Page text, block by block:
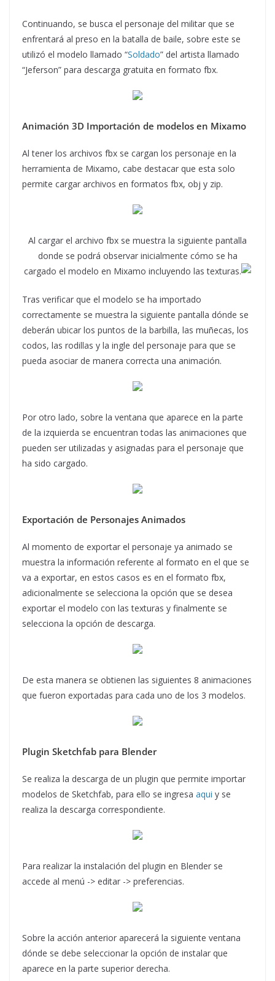
Continuando, se busca el personaje del militar que se
enfrentará al preso en la batalla de baile, sobre este se
utilizó el modelo llamado “Soldado” del artista llamado
“Jeferson” para descarga gratuita en formato fbx.
Animación 3D Importación de modelos en Mixamo
Al tener los archivos fbx se cargan los personaje en la
herramienta de Mixamo, cabe destacar que esta solo
permite cargar archivos en formatos fbx, obj y zip.
Al cargar el archivo fbx se muestra la siguiente pantalla
donde se podrá observar inicialmente cómo se ha
cargado el modelo en Mixamo incluyendo las texturas.
Tras verificar que el modelo se ha importado
correctamente se muestra la siguiente pantalla dónde se
deberán ubicar los puntos de la barbilla, las muñecas, los
codos, las rodillas y la ingle del personaje para que se
pueda asociar de manera correcta una animación.
Por otro lado, sobre la ventana que aparece en la parte
de la izquierda se encuentran todas las animaciones que
pueden ser utilizadas y asignadas para el personaje que
ha sido cargado.
Exportación de Personajes Animados
Al momento de exportar el personaje ya animado se
muestra la información referente al formato en el que se
va a exportar, en estos casos es en el formato fbx,
adicionalmente se selecciona la opción que se desea
exportar el modelo con las texturas y finalmente se
selecciona la opción de descarga.
De esta manera se obtienen las siguientes 8 animaciones
que fueron exportadas para cada uno de los 3 modelos.
Plugin Sketchfab para Blender
Se realiza la descarga de un plugin que permite importar
modelos de Sketchfab, para ello se ingresa aqui y se
realiza la descarga correspondiente.
Para realizar la instalación del plugin en Blender se
accede al menú -> editar -> preferencias.
Sobre la acción anterior aparecerá la siguiente ventana
dónde se debe seleccionar la opción de instalar que
aparece en la parte superior derecha.